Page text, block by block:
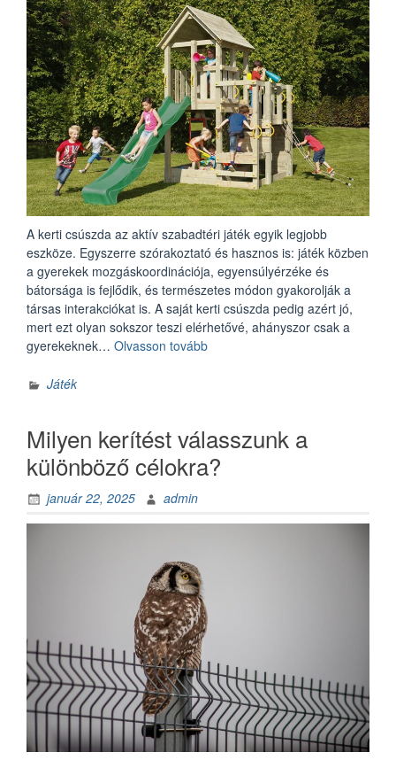
A kerti csúszda az aktív szabadtéri játék egyik legjobb
eszköze. Egyszerre szórakoztató és hasznos is: játék közben
a gyerekek mozgáskoordinációja, egyensúlyérzéke és
bátorsága is fejlődik, és természetes módon gyakorolják a
társas interakciókat is. A saját kerti csúszda pedig azért jó,
mert ezt olyan sokszor teszi elérhetővé, ahányszor csak a
gyerekeknek… Olvasson tovább„Kerti
Játék
Milyen kerítést válasszunk a
különböző célokra?
január 22, 2025 admin